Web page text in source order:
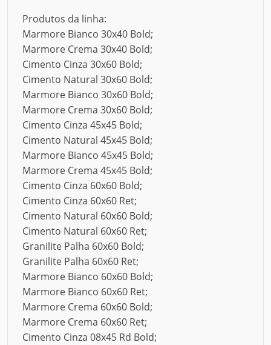
Produtos da linha:
Marmore Bianco 30x40 Bold;
Marmore Crema 30x40 Bold;
Cimento Cinza 30x60 Bold;
Cimento Natural 30x60 Bold;
Marmore Bianco 30x60 Bold;
Marmore Crema 30x60 Bold;
Cimento Cinza 45x45 Bold;
Cimento Natural 45x45 Bold;
Marmore Bianco 45x45 Bold;
Marmore Crema 45x45 Bold;
Cimento Cinza 60x60 Bold;
Cimento Cinza 60x60 Ret;
Cimento Natural 60x60 Bold;
Cimento Natural 60x60 Ret;
Granilite Palha 60x60 Bold;
Granilite Palha 60x60 Ret;
Marmore Bianco 60x60 Bold;
Marmore Bianco 60x60 Ret;
Marmore Crema 60x60 Bold;
Marmore Crema 60x60 Ret;
Cimento Cinza 08x45 Rd Bold;